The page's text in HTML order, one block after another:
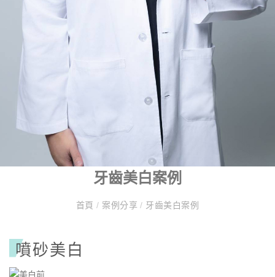
牙齒美白案例
首頁/ 案例分享/ 牙齒美白案例
噴砂美⽩